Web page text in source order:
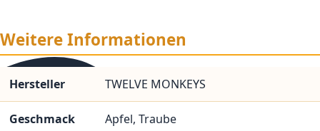
Weitere Informationen
Hersteller TWELVE MONKEYS
Geschmack Apfel, Traube